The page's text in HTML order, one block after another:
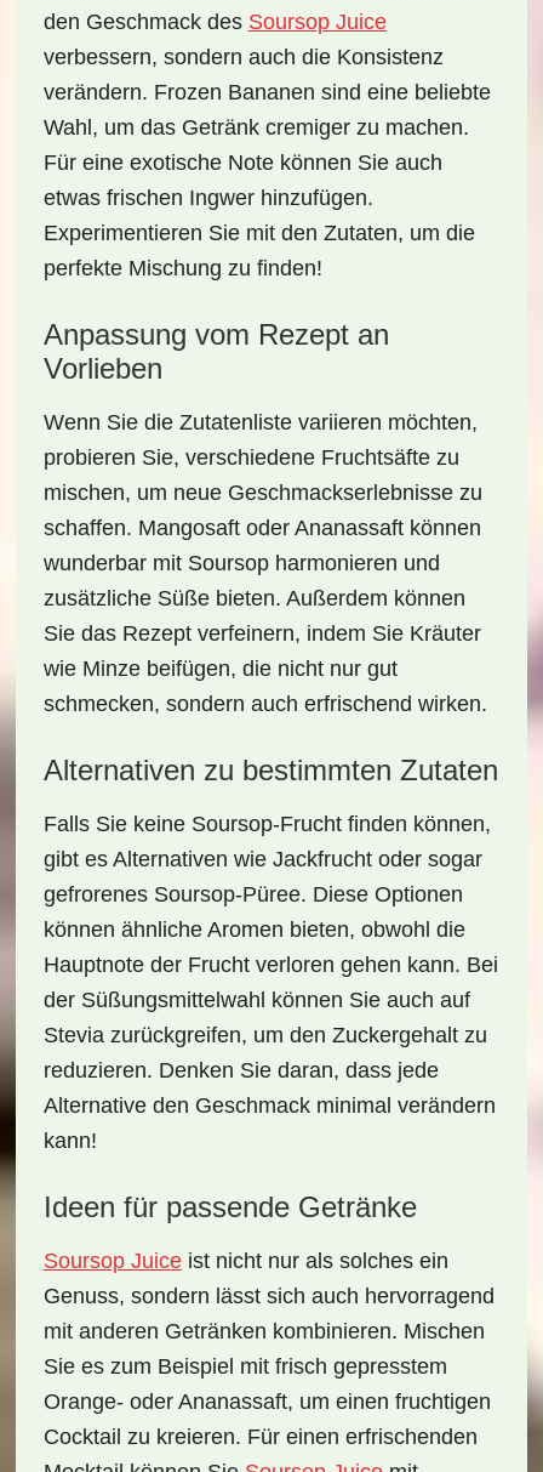
den Geschmack des Soursop Juice
verbessern, sondern auch die Konsistenz
verändern. Frozen Bananen sind eine beliebte
Wahl, um das Getränk cremiger zu machen.
Für eine exotische Note können Sie auch
etwas frischen Ingwer hinzufügen.
Experimentieren Sie mit den Zutaten, um die
perfekte Mischung zu finden!
Anpassung vom Rezept an
Vorlieben
Wenn Sie die Zutatenliste variieren möchten,
probieren Sie, verschiedene Fruchtsäftezu
mischen, um neue Geschmackserlebnisse zu
schaffen. Mangosaft oder Ananassaft können
wunderbar mit Soursop harmonieren und
zusätzliche Süße bieten. Außerdem können
Sie das Rezept verfeinern, indem Sie Kräuter
wie Minze beifügen, die nicht nur gut
schmecken, sondern auch erfrischend wirken.
Alternativen zu bestimmten Zutaten
Falls Sie keine Soursop-Frucht finden können,
gibt es Alternativen wie Jackfruchtoder sogar
gefrorenes Soursop-Püree. Diese Optionen
können ähnliche Aromen bieten, obwohl die
Hauptnote der Frucht verloren gehen kann. Bei
der Süßungsmittelwahl können Sie auch auf
Steviazurückgreifen, um den Zuckergehalt zu
reduzieren. Denken Sie daran, dass jede
Alternative den Geschmack minimal verändern
kann!
Ideen für passende Getränke
Soursop Juiceist nicht nur als solches ein
Genuss, sondern lässt sich auch hervorragend
mit anderen Getränken kombinieren. Mischen
Sie es zum Beispiel mit frisch gepresstem
Orange- oder Ananassaft, um einen fruchtigen
Cocktail zu kreieren. Für einen erfrischenden